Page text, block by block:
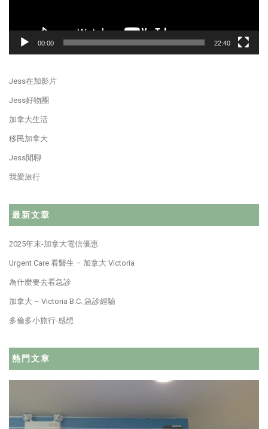
00:00 22:40
Jess在加影片
Jess好物團
加拿大生活
移民加拿大
Jess閒聊
我愛旅行
最新文章
2025年末-加拿大電信優惠
Urgent Care 看醫生 – 加拿大 Victoria
為什麼要去看急診
加拿大 – Victoria B.C. 急診經驗
多倫多小旅行-感想
熱門文章